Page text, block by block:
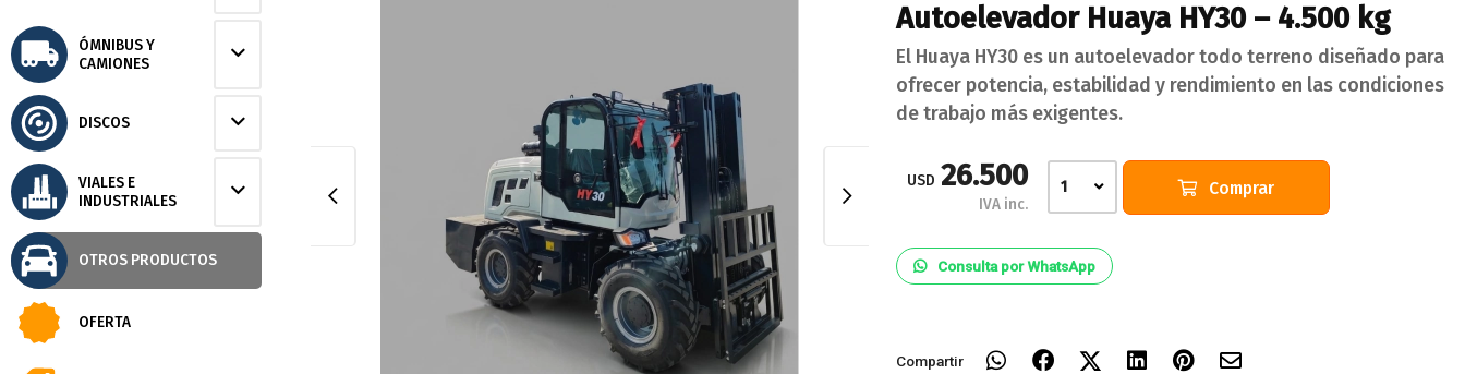
ÓMNIBUS Y
CAMIONES
DISCOS
VIALES E
INDUSTRIALES
OTROS PRODUCTOS
OFERTA
Autoelevador Huaya HY30 – 4.500 kg
El Huaya HY30 es un autoelevador todo terreno diseñado para
ofrecer potencia, estabilidad y rendimiento en las condiciones
de trabajo más exigentes.
USD 26.500
IVA inc.
1 Comprar
Consulta por WhatsApp
Compartir